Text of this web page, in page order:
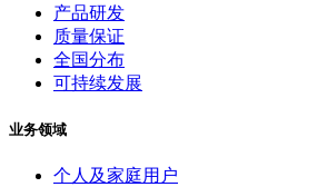
产品研发
质量保证
全国分布
可持续发展
业务领域
个人及家庭用户